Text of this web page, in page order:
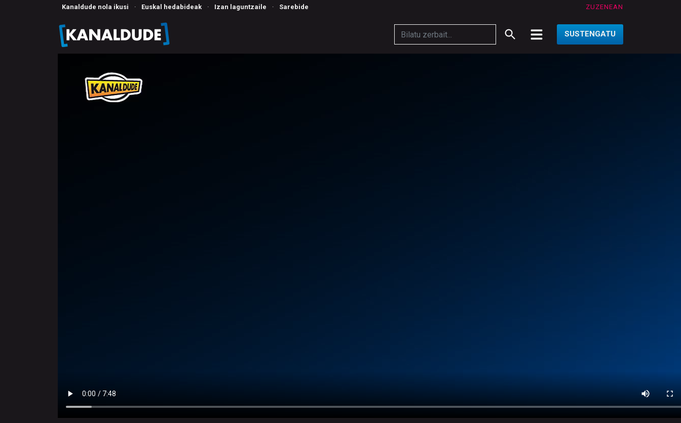
Kanaldude nola ikusi · Euskal hedabideak · Izan laguntzaile · Sarebide ZUZENEAN
SUSTENGATU